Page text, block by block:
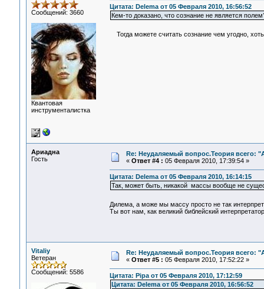
Сообщений: 3660
Квантовая
инструменталистка
Цитата: Delema от 05 Февраля 2010, 16:56:52
Кем-то доказано, что сознание не является
Тогда можете считать сознание чем угодно,
Ариадна
Гость
Re: Неудаляемый вопрос.Теория всего:
« Ответ #4 : 05 Февраля 2010, 17:39:54 »
Цитата: Delema от 05 Февраля 2010, 16:14:15
Так, может быть, никакой массы вообще не
Дилема, а може мы массу просто не так
Ты вот нам, как великий библейский
Vitaliy
Ветеран
Сообщений: 5586
Re: Неудаляемый вопрос.Теория всего:
« Ответ #5 : 05 Февраля 2010, 17:52:22 »
Цитата: Pipa от 05 Февраля 2010, 17:12:59
Цитата: Delema от 05 Февраля 2010, 16:56:52